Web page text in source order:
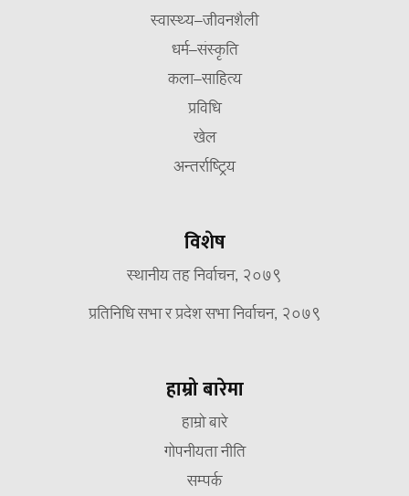
स्वास्थ्य–जीवनशैली
धर्म–संस्कृति
कला–साहित्य
प्रविधि
खेल
अन्तर्राष्ट्रिय
विशेष
स्थानीय तह निर्वाचन, २०७९
प्रतिनिधि सभा र प्रदेश सभा निर्वाचन, २०७९
हाम्रो बारेमा
हाम्रो बारे
गोपनीयता नीति
सम्पर्क